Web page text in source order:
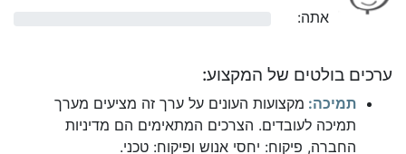
אתה:
ערכים בולטים של המקצוע:
תמיכה: מקצועות העונים על ערך זה מציעים מערך
תמיכה לעובדים. הצרכים המתאימים הם מדיניות
החברה, פיקוח: יחסי אנוש ופיקוח: טכני.